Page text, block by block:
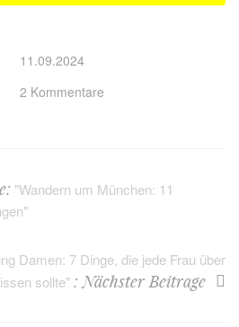
11.09.2024
2 Kommentare
"Wandern um München: 11
Damen: 7 Dinge, die jede Frau über
sollte": Nächster Beitrage